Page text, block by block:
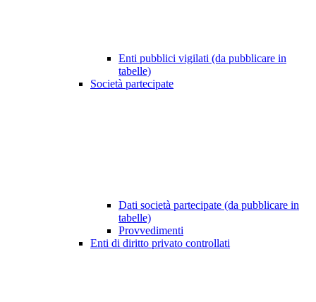
Enti pubblici vigilati (da pubblicare in
tabelle)
Società partecipate
Dati società partecipate (da pubblicare in
tabelle)
Provvedimenti
Enti di diritto privato controllati